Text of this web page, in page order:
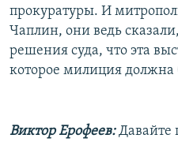
прокуратуры. И
Чаплин, они ведь
решения суда, что эта
которое милиция должна
Виктор Ерофеев:Давайте